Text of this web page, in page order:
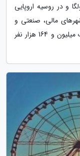
و در روسیه اروپایی
مالی، صنعتی و
فرهنگی در روسیه است و جمعیتی بیش از یک میلیون و 164 هزار نفر